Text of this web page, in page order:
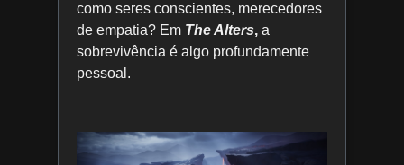
como seres conscientes, merecedores
de empatia? Em The Alters, a
sobrevivência é algo profundamente
pessoal.